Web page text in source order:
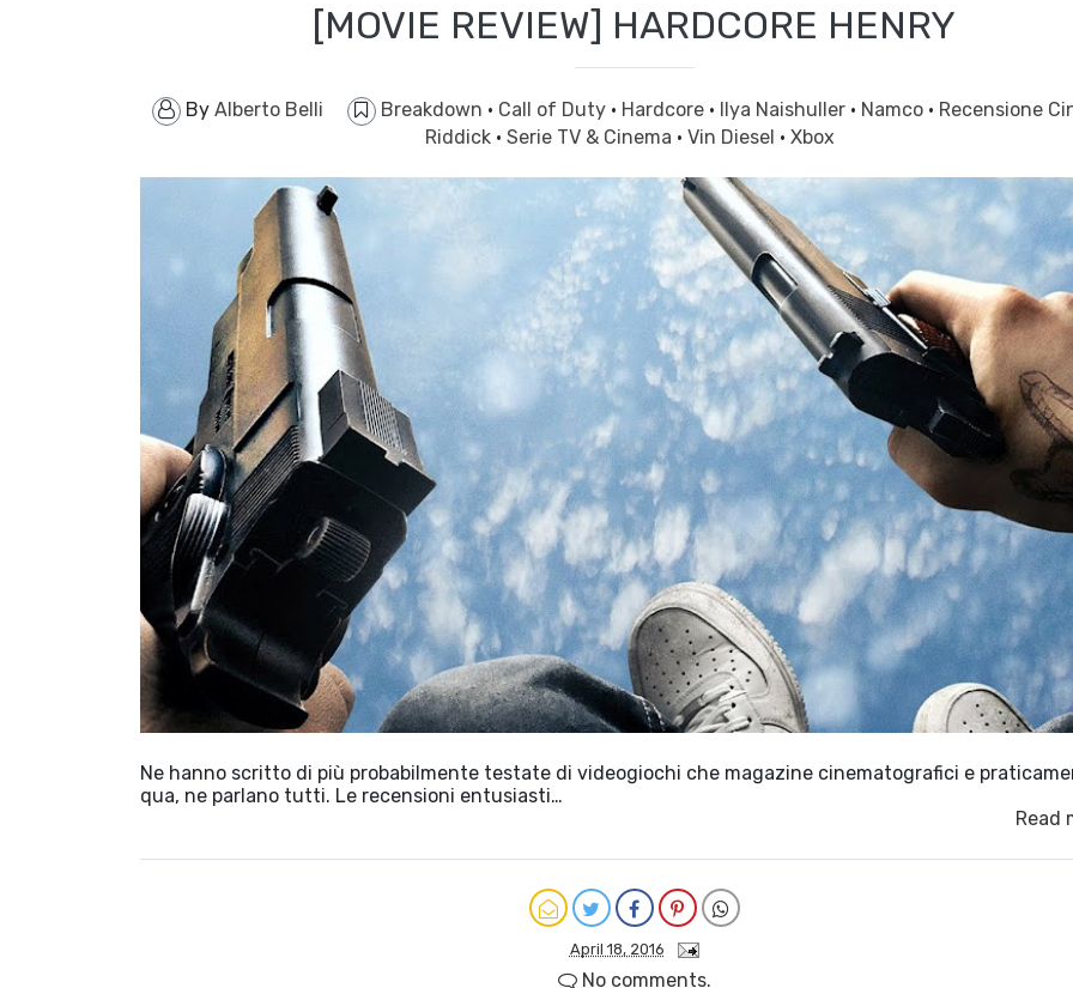
[MOVIE REVIEW] HARDCORE HENRY
By Alberto Belli Breakdown · Call of Duty · Hardcore · Ilya Naishuller · Namco · Recensione
Riddick · Serie TV & Cinema · Vin Diesel · Xbox
Ne hanno scritto di più probabilmente testate di videogiochi che magazine cinematografici e
qua, ne parlano tutti. Le recensioni entusiasti…
Read
April 18, 2016
No comments.